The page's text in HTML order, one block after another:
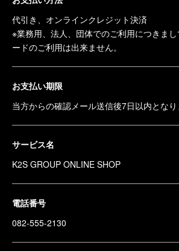
代引き、オンラインクレジット決済
※業務用、法人、団体でのご利用につきま
ードのご利用は出来ません。
お支払い期限
当方からの確認メール送信後7日以内となり
サービス名
K2S GROUP ONLINE SHOP
電話番号
082-555-2130